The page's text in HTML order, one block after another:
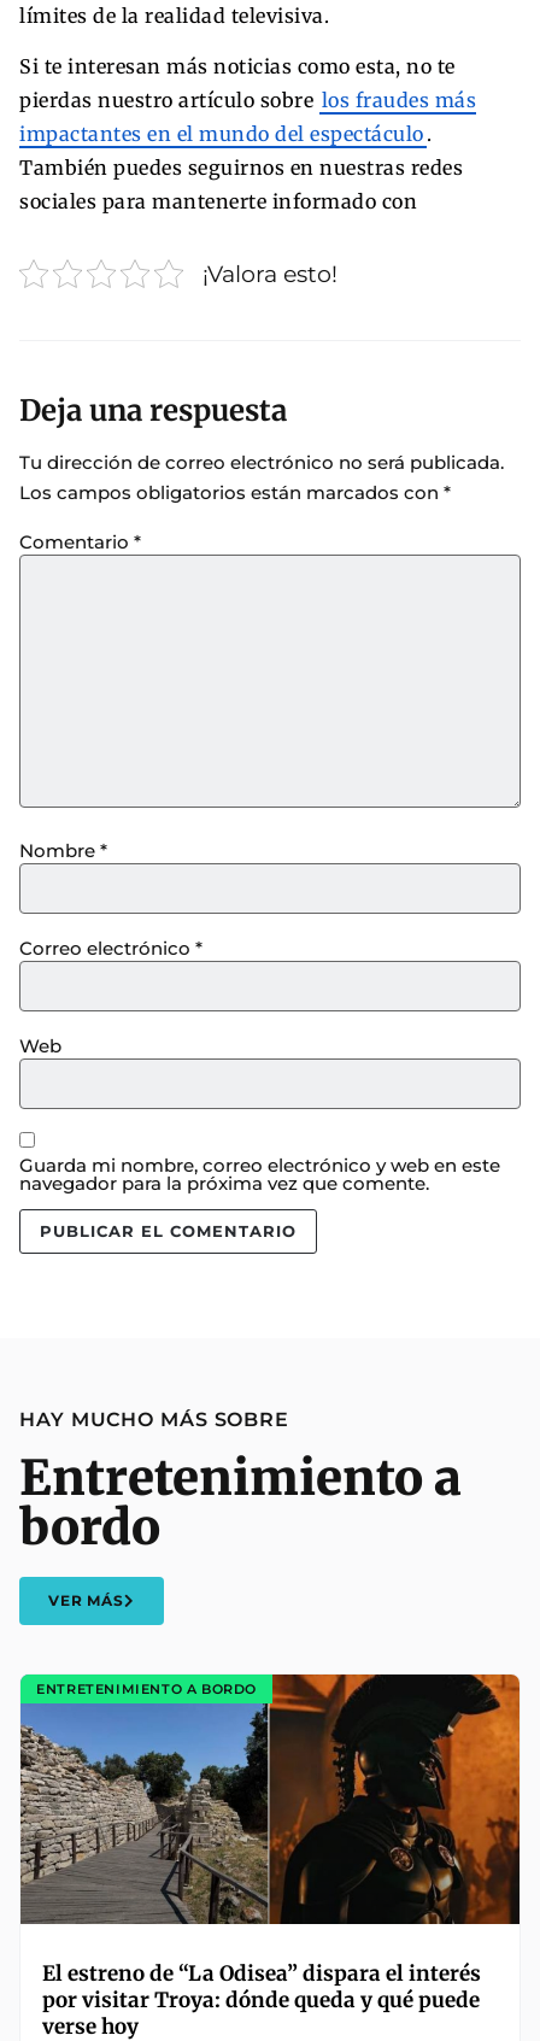
límites de la realidad televisiva.
Si te interesan más noticias como esta, no te
pierdas nuestro artículo sobre los fraudes más
impactantes en el mundo del espectáculo .
También puedes seguirnos en nuestras redes
sociales para mantenerte informado con
¡Valora esto!
Deja una respuesta
Tu dirección de correo electrónico no será publicada.
Los campos obligatorios están marcados con *
Comentario *
Nombre *
Correo electrónico *
Web
Guarda mi nombre, correo electrónico y web en este
navegador para la próxima vez que comente.
HAY MUCHO MÁS SOBRE
Entretenimiento a
bordo
VER MÁS
ENTRETENIMIENTO A BORDO
El estreno de “La Odisea” dispara el interés
por visitar Troya: dónde queda y qué puede
verse hoy